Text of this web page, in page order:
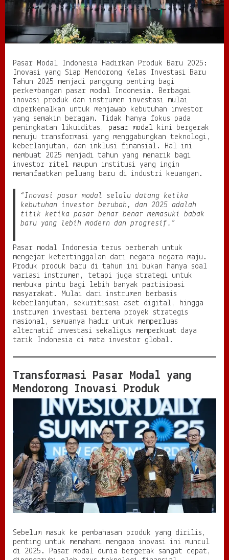
d
i
r
k
a
P
r
o
u
k
B
a
r
u
2
0
2
I
s
i
y
n
g
S
i
a
p
M
n
o
r
o
n
g
K
e
l
a
s
I
n
v
e
t
s
i
B
Pasar Modal Indonesia Hadirkan Produk Baru 2025:
Inovasi yang Siap Mendorong Kelas Investasi Baru
Tahun 2025 menjadi panggung penting bagi
perkembangan pasar modal Indonesia. Berbagai
inovasi produk dan instrumen investasi mulai
diperkenalkan untuk menjawab kebutuhan investor
yang semakin beragam. Tidak hanya fokus pada
peningkatan likuiditas, pasar modal kini bergerak
menuju transformasi yang menggabungkan teknologi,
keberlanjutan, dan inklusi finansial. Hal ini
membuat 2025 menjadi tahun yang menarik bagi
investor ritel maupun institusi yang ingin
memanfaatkan peluang baru di industri keuangan.
“Inovasi pasar modal selalu datang ketika
kebutuhan investor berubah, dan 2025 adalah
titik ketika pasar benar benar memasuki babak
baru yang lebih modern dan progresif.”
Pasar modal Indonesia terus berbenah untuk
mengejar ketertinggalan dari negara negara maju.
Produk produk baru di tahun ini bukan hanya soal
variasi instrumen, tetapi juga strategi untuk
membuka pintu bagi lebih banyak partisipasi
masyarakat. Mulai dari instrumen berbasis
keberlanjutan, sekuritisasi aset digital, hingga
instrumen investasi bertema proyek strategis
nasional, semuanya hadir untuk memperluas
alternatif investasi sekaligus memperkuat daya
tarik Indonesia di mata investor global.
Transformasi Pasar Modal yang
Mendorong Inovasi Produk
Sebelum masuk ke pembahasan produk yang dirilis,
penting untuk memahami mengapa inovasi ini muncul
di 2025. Pasar modal dunia bergerak sangat cepat,